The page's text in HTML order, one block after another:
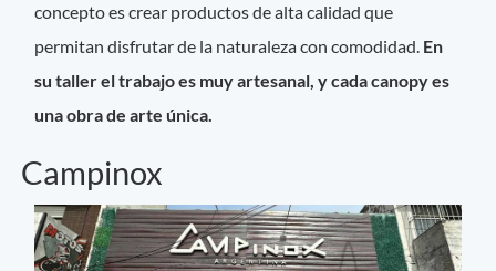
concepto es crear productos de alta calidad que
permitan disfrutar de la naturaleza con comodidad. En
su taller el trabajo es muy artesanal, y cada canopy es
una obra de arte única.
Campinox